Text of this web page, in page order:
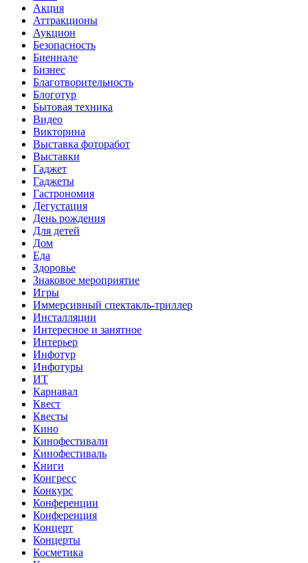
Акция
Аттракционы
Аукцион
Безопасность
Биеннале
Бизнес
Благотворительность
Блоготур
Бытовая техника
Видео
Викторина
Выставка фоторабот
Выставки
Гаджет
Гаджеты
Гастрономия
Дегустация
День рождения
Для детей
Дом
Еда
Здоровье
Знаковое мероприятие
Игры
Иммерсивный спектакль-триллер
Инсталляции
Интересное и занятное
Интерьер
Инфотур
Инфотуры
ИТ
Карнавал
Квест
Квесты
Кино
Кинофестивали
Кинофестиваль
Книги
Конгресс
Конкурс
Конференции
Конференция
Концерт
Концерты
Косметика